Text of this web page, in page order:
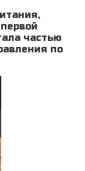
частью
по